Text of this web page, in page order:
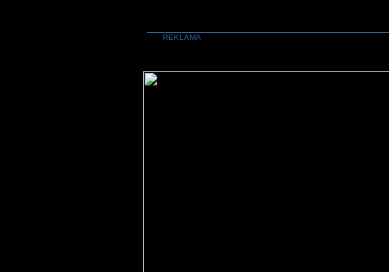
REKLAMA